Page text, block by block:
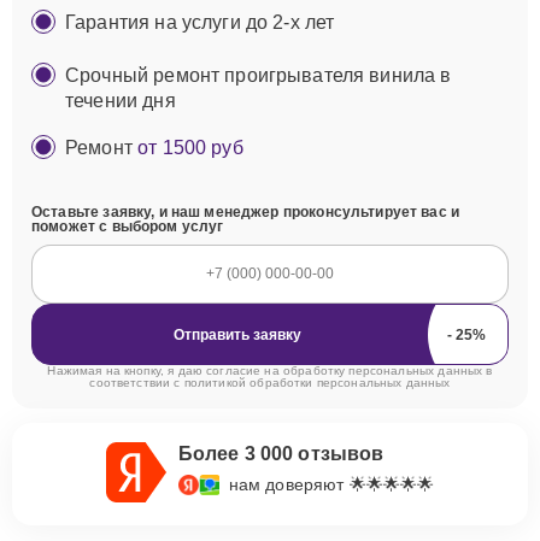
Гарантия на услуги до 2-х лет
Срочный ремонт проигрывателя винила в
течении дня
Ремонтот 1500 руб
Оставьте заявку, и наш менеджер проконсультирует вас и
поможет с выбором услуг
Отправить заявку
Нажимая на кнопку, я даю согласие на обработку персональных данных в
соответствии с политикой обработки персональных данных
Более 3 000 отзывов
нам доверяют 🌟🌟🌟🌟🌟